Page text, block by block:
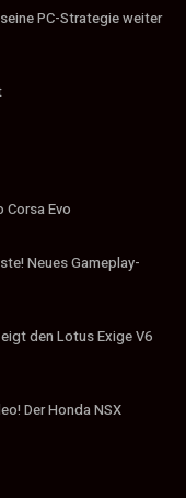
PC-Strategie weiter
Evo
Neues Gameplay-
den Lotus Exige V6
Der Honda NSX